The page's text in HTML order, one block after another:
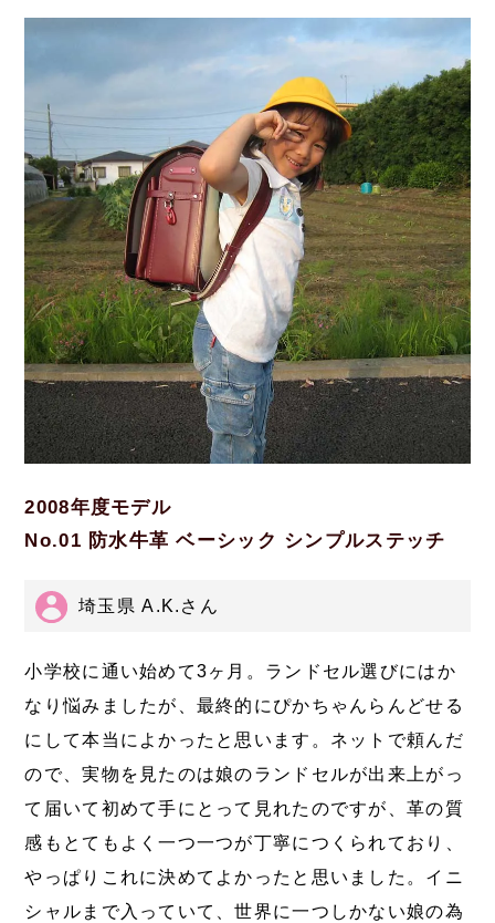
2008年度モデル
No.01 防水牛革 ベーシック シンプルステッチ
埼玉県 A.K.さん
小学校に通い始めて3ヶ月。ランドセル選びにはか
なり悩みましたが、最終的にぴかちゃんらんどせる
にして本当によかったと思います。ネットで頼んだ
ので、実物を見たのは娘のランドセルが出来上がっ
て届いて初めて手にとって見れたのですが、革の質
感もとてもよく一つ一つが丁寧につくられており、
やっぱりこれに決めてよかったと思いました。イニ
シャルまで入っていて、世界に一つしかない娘の為